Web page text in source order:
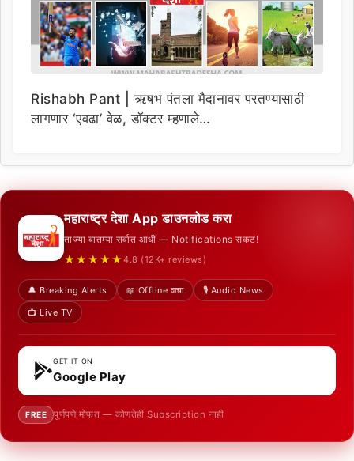
Rishabh Pant | ऋषभ पंतला मैदानावर परतण्यासाठी
लागणार ‘एवढा’ वेळ, डॉक्टर म्हणाले…
महाराष्ट्र देशा App डाउनलोड करा
ताज्या बातम्या सर्वात आधी — Notifications सकट!
★★★★★ 4.8 (12K+ reviews)
🔔 Breaking Alerts 📖 Offline वाचा
🎙️ Audio News
📺 Live TV
GET IT ON
Google Play
FREE पूर्णपणे मोफत — कोणतेही Subscription नाही